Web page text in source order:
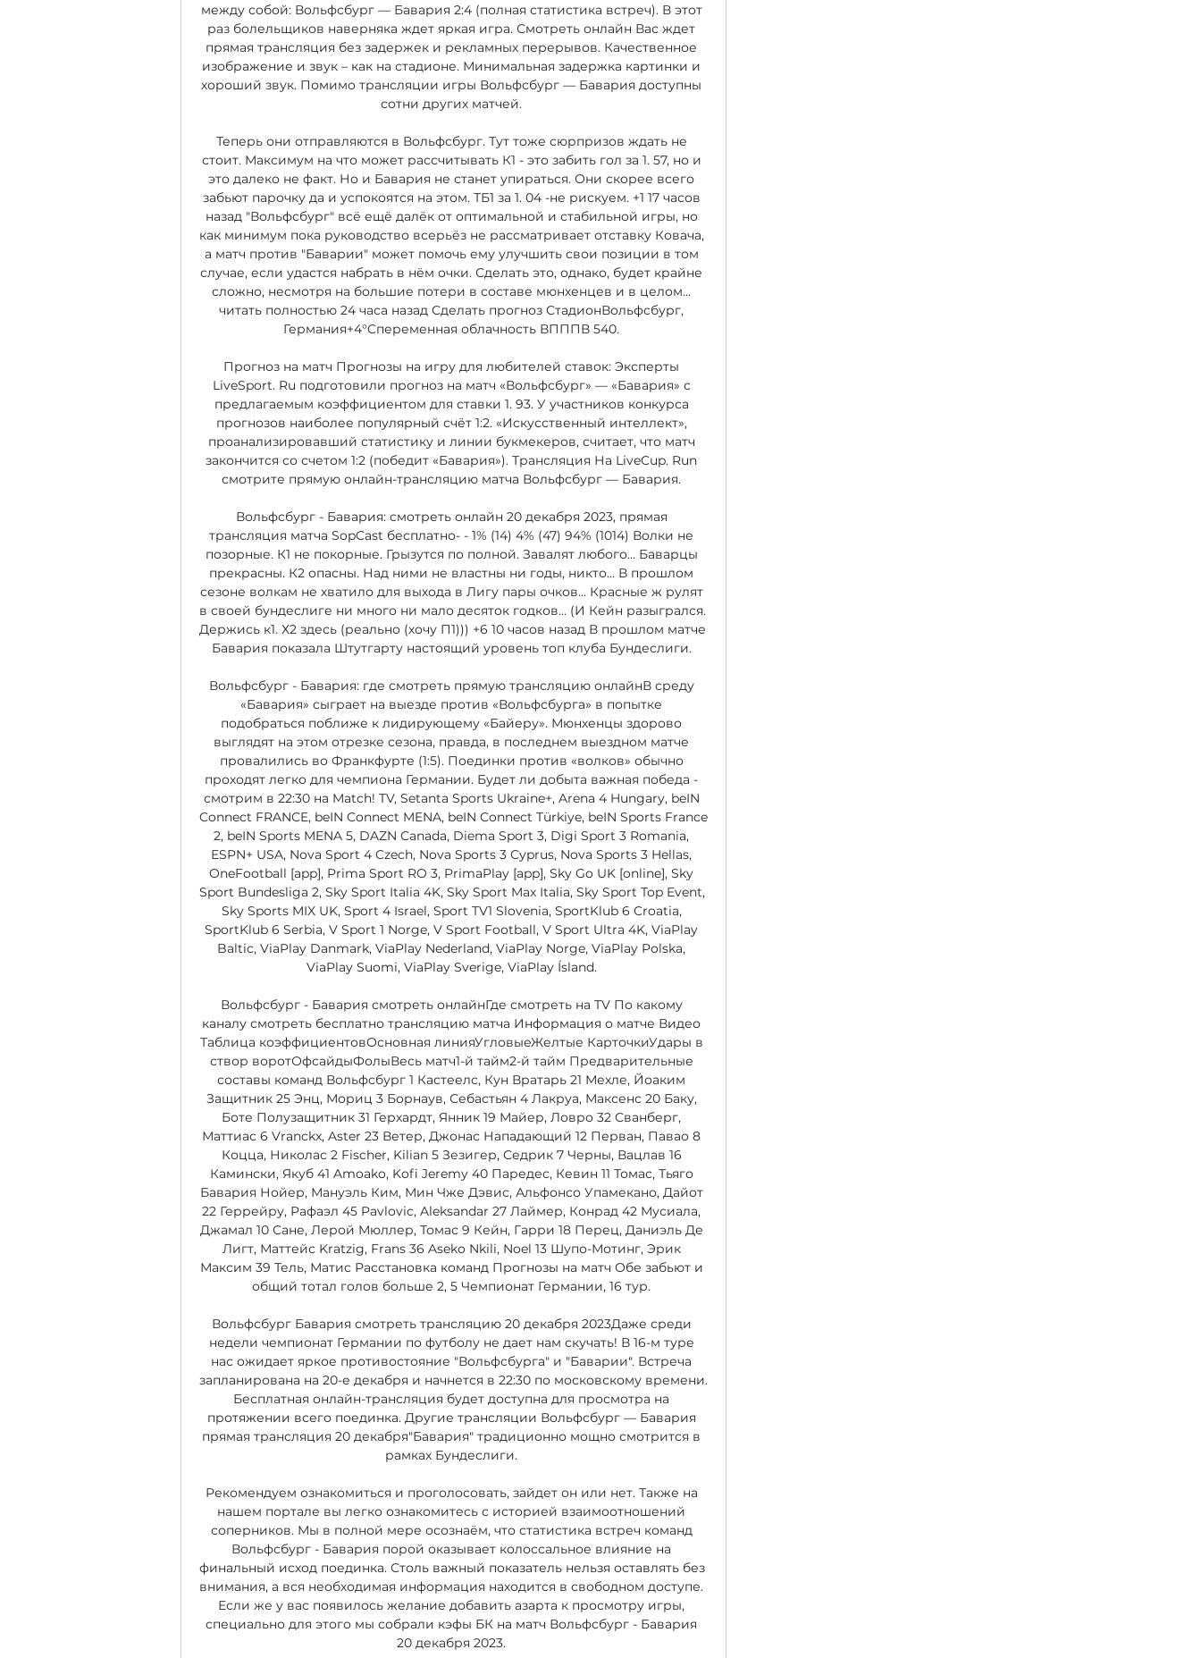
между собой: Вольфсбург — Бавария 2:4 (полная статистика встреч). В этот
раз болельщиков наверняка ждет яркая игра. Смотреть онлайн Вас ждет
прямая трансляция без задержек и рекламных перерывов. Качественное
изображение и звук – как на стадионе. Минимальная задержка картинки и
хороший звук. Помимо трансляции игры Вольфсбург — Бавария доступны
сотни других матчей.
Теперь они отправляются в Вольфсбург. Тут тоже сюрпризов ждать не
стоит. Максимум на что может рассчитывать К1 - это забить гол за 1. 57, но и
это далеко не факт. Но и Бавария не станет упираться. Они скорее всего
забьют парочку да и успокоятся на этом. ТБ1 за 1. 04 -не рискуем. +1 17 часов
назад "Вольфсбург" всё ещё далёк от оптимальной и стабильной игры, но
как минимум пока руководство всерьёз не рассматривает отставку Ковача,
а матч против "Баварии" может помочь ему улучшить свои позиции в том
случае, если удастся набрать в нём очки. Сделать это, однако, будет крайне
сложно, несмотря на большие потери в составе мюнхенцев и в целом...
читать полностью 24 часа назад Сделать прогноз СтадионВольфсбург,
Германия+4°Cпеременная облачность ВПППВ 540.
Прогноз на матч Прогнозы на игру для любителей ставок: Эксперты
LiveSport. Ru подготовили прогноз на матч «Вольфсбург» — «Бавария» с
предлагаемым коэффициентом для ставки 1. 93. У участников конкурса
прогнозов наиболее популярный счёт 1:2. «Искусственный интеллект»,
проанализировавший статистику и линии букмекеров, считает, что матч
закончится со счетом 1:2 (победит «Бавария»). Трансляция На LiveCup. Run
смотрите прямую онлайн-трансляцию матча Вольфсбург — Бавария.
Вольфсбург - Бавария: смотреть онлайн 20 декабря 2023, прямая
трансляция матча SopCast бесплатно- - 1% (14) 4% (47) 94% (1014) Волки не
позорные. К1 не покорные. Грызутся по полной. Завалят любого... Баварцы
прекрасны. К2 опасны. Над ними не властны ни годы, никто... В прошлом
сезоне волкам не хватило для выхода в Лигу пары очков... Красные ж рулят
в своей бундеслиге ни много ни мало десяток годков... (И Кейн разыгрался.
Держись к1. Х2 здесь (реально (хочу П1))) +6 10 часов назад В прошлом матче
Бавария показала Штутгарту настоящий уровень топ клуба Бундеслиги.
Вольфсбург - Бавария: где смотреть прямую трансляцию онлайнВ среду
«Бавария» сыграет на выезде против «Вольфсбурга» в попытке
подобраться поближе к лидирующему «Байеру». Мюнхенцы здорово
выглядят на этом отрезке сезона, правда, в последнем выездном матче
провалились во Франкфурте (1:5). Поединки против «волков» обычно
проходят легко для чемпиона Германии. Будет ли добыта важная победа -
смотрим в 22:30 на Match! TV, Setanta Sports Ukraine+, Arena 4 Hungary, beIN
Connect FRANCE, beIN Connect MENA, beIN Connect Türkiye, beIN Sports France
2, beIN Sports MENA 5, DAZN Canada, Diema Sport 3, Digi Sport 3 Romania,
ESPN+ USA, Nova Sport 4 Czech, Nova Sports 3 Cyprus, Nova Sports 3 Hellas,
OneFootball [app], Prima Sport RO 3, PrimaPlay [app], Sky Go UK [online], Sky
Sport Bundesliga 2, Sky Sport Italia 4K, Sky Sport Max Italia, Sky Sport Top Event,
Sky Sports MIX UK, Sport 4 Israel, Sport TV1 Slovenia, SportKlub 6 Croatia,
SportKlub 6 Serbia, V Sport 1 Norge, V Sport Football, V Sport Ultra 4K, ViaPlay
Baltic, ViaPlay Danmark, ViaPlay Nederland, ViaPlay Norge, ViaPlay Polska,
ViaPlay Suomi, ViaPlay Sverige, ViaPlay Ísland.
Вольфсбург - Бавария смотреть онлайнГде смотреть на TV По какому
каналу смотреть бесплатно трансляцию матча Информация о матче Видео
Таблица коэффициентовОсновная линияУгловыеЖелтые КарточкиУдары в
створ воротОфсайдыФолыВесь матч1-й тайм2-й тайм Предварительные
составы команд Вольфсбург 1 Кастеелс, Кун Вратарь 21 Мехле, Йоаким
Защитник 25 Энц, Мориц 3 Борнаув, Себастьян 4 Лакруа, Максенс 20 Баку,
Боте Полузащитник 31 Герхардт, Янник 19 Майер, Ловро 32 Сванберг,
Маттиас 6 Vranckx, Aster 23 Ветер, Джонас Нападающий 12 Перван, Павао 8
Коцца, Николас 2 Fischer, Kilian 5 Зезигер, Седрик 7 Черны, Вацлав 16
Камински, Якуб 41 Amoako, Kofi Jeremy 40 Паредес, Кевин 11 Томас, Тьяго
Бавария Нойер, Мануэль Ким, Мин Чже Дэвис, Альфонсо Упамекано, Дайот
22 Геррейру, Рафаэл 45 Pavlovic, Aleksandar 27 Лаймер, Конрад 42 Мусиала,
Джамал 10 Сане, Лерой Мюллер, Томас 9 Кейн, Гарри 18 Перец, Даниэль Де
Лигт, Маттейс Kratzig, Frans 36 Aseko Nkili, Noel 13 Шупо-Мотинг, Эрик
Максим 39 Тель, Матис Расстановка команд Прогнозы на матч Обе забьют и
общий тотал голов больше 2, 5 Чемпионат Германии, 16 тур.
Вольфсбург Бавария смотреть трансляцию 20 декабря 2023Даже среди
недели чемпионат Германии по футболу не дает нам скучать! В 16-м туре
нас ожидает яркое противостояние "Вольфсбурга" и "Баварии". Встреча
запланирована на 20-е декабря и начнется в 22:30 по московскому времени.
Бесплатная онлайн-трансляция будет доступна для просмотра на
протяжении всего поединка. Другие трансляции Вольфсбург — Бавария
прямая трансляция 20 декабря"Бавария" традиционно мощно смотрится в
рамках Бундеслиги.
Рекомендуем ознакомиться и проголосовать, зайдет он или нет. Также на
нашем портале вы легко ознакомитесь с историей взаимоотношений
соперников. Мы в полной мере осознаём, что статистика встреч команд
Вольфсбург - Бавария порой оказывает колоссальное влияние на
финальный исход поединка. Столь важный показатель нельзя оставлять без
внимания, а вся необходимая информация находится в свободном доступе.
Если же у вас появилось желание добавить азарта к просмотру игры,
специально для этого мы собрали кэфы БК на матч Вольфсбург - Бавария
20 декабря 2023.